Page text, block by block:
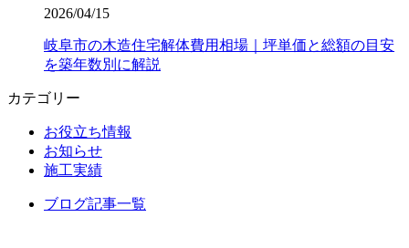
2026/04/15
岐阜市の木造住宅解体費用相場｜坪単価と総額の目安
を築年数別に解説
カテゴリー
お役立ち情報
お知らせ
施工実績
ブログ記事一覧